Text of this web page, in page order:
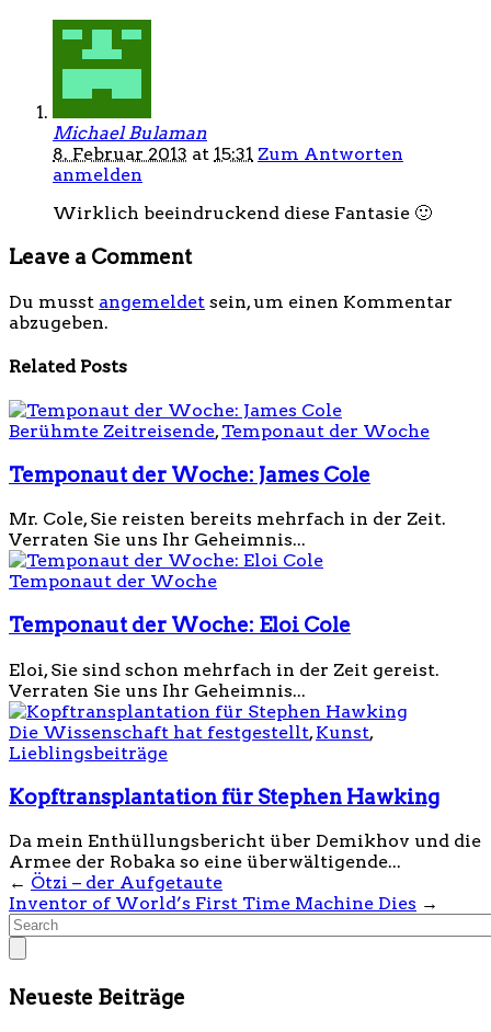
Michael Bulaman
8. Februar 2013 at 15:31 Zum Antworten
anmelden
Wirklich beeindruckend diese Fantasie 🙂
Leave a Comment
Du musst angemeldet sein, um einen Kommentar
abzugeben.
Related Posts
Berühmte Zeitreisende,Temponaut der Woche
Temponaut der Woche: James Cole
Mr. Cole, Sie reisten bereits mehrfach in der Zeit.
Verraten Sie uns Ihr Geheimnis...
Temponaut der Woche
Temponaut der Woche: Eloi Cole
Eloi, Sie sind schon mehrfach in der Zeit gereist.
Verraten Sie uns Ihr Geheimnis...
Die Wissenschaft hat festgestellt,Kunst,
Lieblingsbeiträge
Kopftransplantation für Stephen Hawking
Da mein Enthüllungsbericht über Demikhov und die
Armee der Robaka so eine überwältigende...
← Ötzi – der Aufgetaute
Inventor of World’s First Time Machine Dies →
Neueste Beiträge